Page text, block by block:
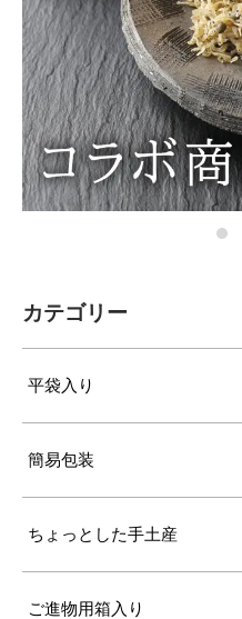
カテゴリー
平袋入り
簡易包装
ちょっとした手土産
ご進物用箱入り